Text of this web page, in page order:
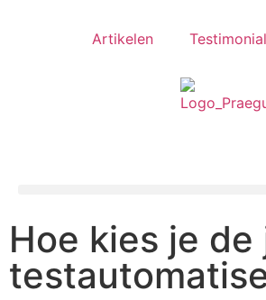
Artikelen
Hoe kies je de